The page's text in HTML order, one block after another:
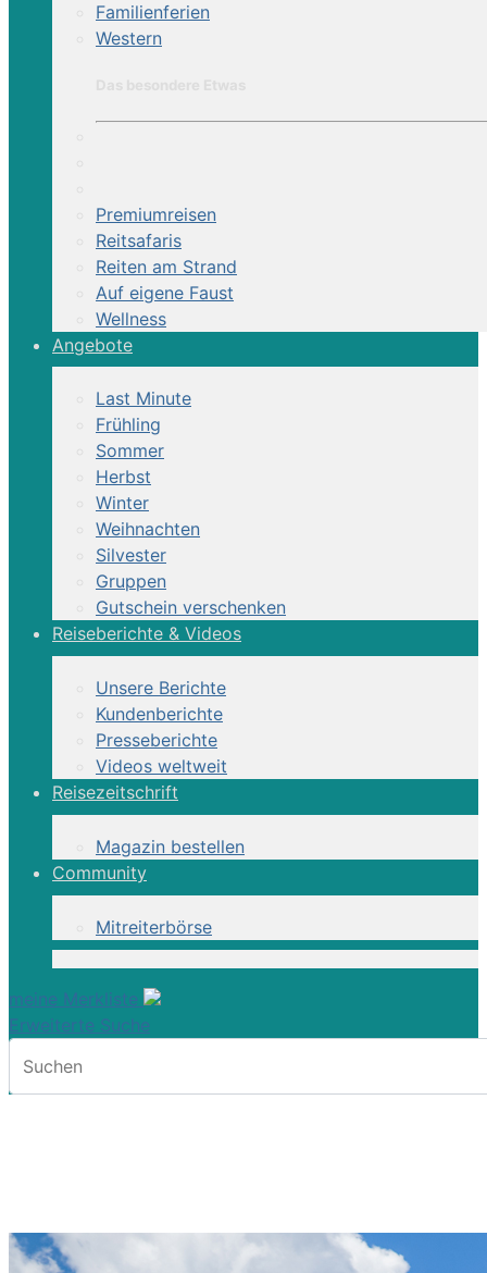
Familienferien
Western
Premiumreisen
Reitsafaris
Reiten am Strand
Auf eigene Faust
Wellness
Angebote
Last Minute
Frühling
Sommer
Herbst
Winter
Weihnachten
Silvester
Gruppen
Gutschein verschenken
Reiseberichte & Videos
Unsere Berichte
Kundenberichte
Presseberichte
Videos weltweit
Reisezeitschrift
Magazin bestellen
Community
Mitreiterbörse
meine Merkliste
Erweiterte Suche